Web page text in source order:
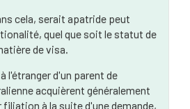
cela, serait apatride peut
quel que soit le statut de
de visa.
l'étranger d'un parent de
acquièrent généralement
à la suite d'une demande,